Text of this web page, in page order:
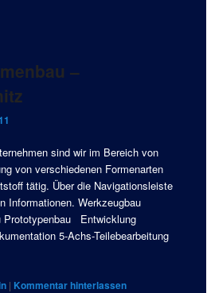
–
sind wir im Bereich von
von verschiedenen Formenarten
tätig. Über die Navigationsleiste
Informationen. Werkzeugbau
Prototypenbau Entwicklung
5-Achs-Teilebearbeitung
| Kommentar hinterlassen